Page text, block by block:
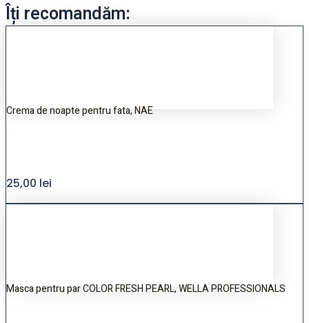
Îți recomandăm:
Crema de noapte pentru fata, NAE
25,00 lei
Masca pentru par COLOR FRESH PEARL, WELLA PROFESSIONALS